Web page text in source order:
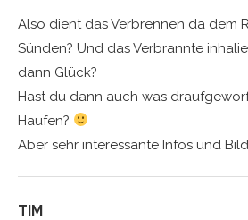
Also dient das Verbrennen da dem
Sünden? Und das Verbrannte
dann Glück?
Hast du dann auch was
Haufen?
Aber sehr interessante Infos und
TIM